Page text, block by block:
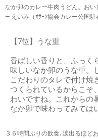
なか卯のカレー牛肉うどん。お
— えいみ（ｵｻｰﾝ協会カレー公国駐
【7位】うな重
香ばしい香りと、ふっく
味しいなか卯のうな重。
こだわりのタレで付け焼
つくられているからこそ
わいですね。これからの
なか卯で味わってみては
３６時間ぶりの飲食､涙出るほど